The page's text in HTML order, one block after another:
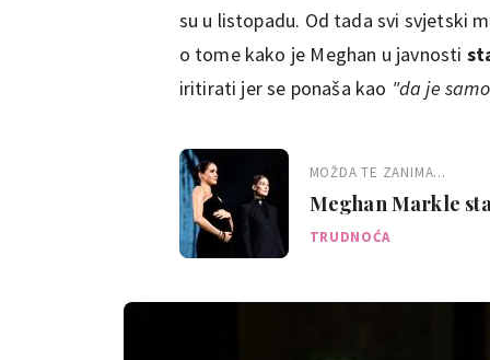
su u listopadu. Od tada svi svjetski
o tome kako je Meghan u javnosti
iritirati jer se ponaša kao "da je
MOŽDA TE ZANIMA...
Meghan Markle
TRUDNOĆA